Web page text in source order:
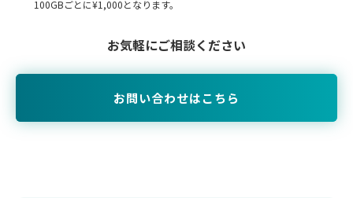
100GBごとに¥1,000となります。
お気軽にご相談ください
お問い合わせはこちら